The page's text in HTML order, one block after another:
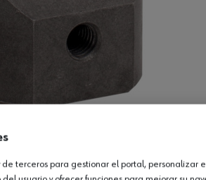
de terceros para gestionar el portal, personalizar